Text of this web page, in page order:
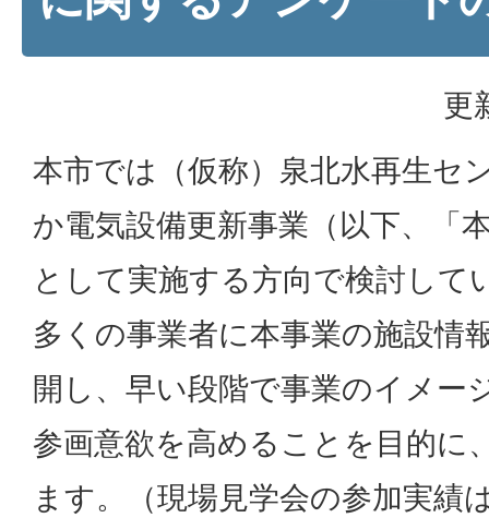
更
本市では（仮称）泉北水再生セ
か電気設備更新事業（以下、「
として実施する方向で検討して
多くの事業者に本事業の施設情
開し、早い段階で事業のイメー
参画意欲を高めることを目的に
ます。（現場見学会の参加実績